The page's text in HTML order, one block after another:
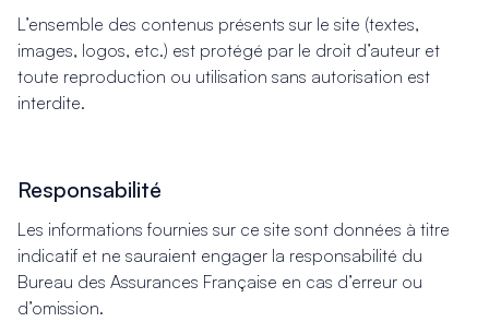
L’ensemble des contenus présents sur le site (textes,
images, logos, etc.) est protégé par le droit d’auteur et
toute reproduction ou utilisation sans autorisation est
interdite.
Responsabilité
Les informations fournies sur ce site sont données à titre
indicatif et ne sauraient engager la responsabilité du
Bureau des Assurances Française en cas d’erreur ou
d’omission.